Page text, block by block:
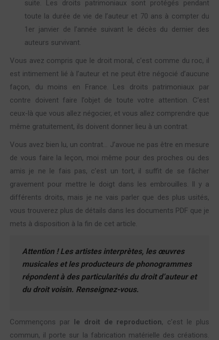
suite. Les droits patrimoniaux sont protégés pendant
toute la durée de vie de l’auteur et 70 ans à compter du
1er janvier de l’année suivant le décès du dernier des
auteurs survivant.
Vous avez compris que le droit moral, c’est comme du roc, il
est intimement lié à l’auteur et ne peut être négocié d’aucune
façon, du moins en France. Les droits patrimoniaux par
contre doivent faire l’objet de toute votre attention. C’est
ceux-là que vous allez négocier, et vous allez comprendre que
même gratuitement, ils doivent donner lieu à un contrat.
Vous avez bien lu, un contrat… J’avoue ne pas être en mesure
de vous faire la leçon, moi même pour des proches ou des
amis je ne le fais pas, c’est un tort, il suffit de se fâcher
gravement pour mettre le doigt dans les embrouilles. Il y a
différents droits, mais je ne vais parler que des plus usités,
vous trouverez plus de détails dans les documents PDF que je
mets à disposition à la fin de cet article.
Attention !Les artistes interprètes, les œuvres
musicales et les producteurs de phonogrammes
répondent à des particularités du droit d’auteur et
du droit voisin. Renseignez-vous.
Commençons par le droit de reproduction, c’est le plus
commun, il porte sur la fabrication matérielle des créations.